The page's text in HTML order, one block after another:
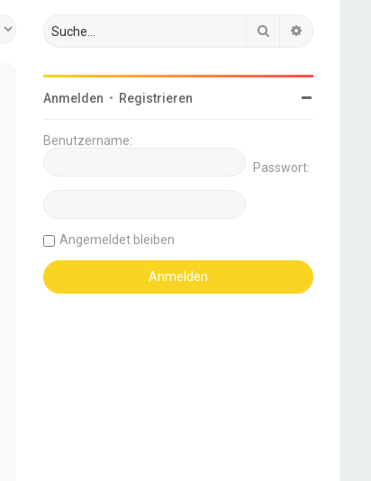
Suche
Anmelden • Registrieren
Benutzername:
Passwort:
Angemeldet bleiben